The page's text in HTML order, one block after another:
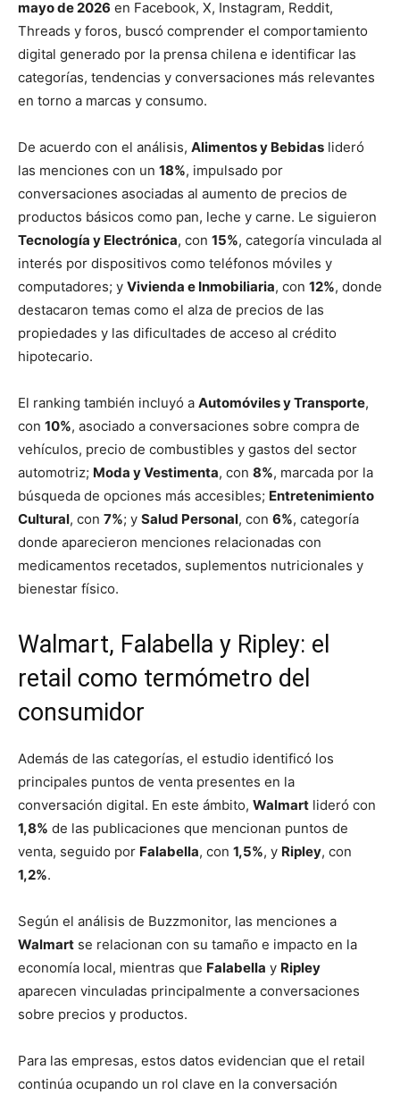
mayo de 2026 en Facebook, X, Instagram, Reddit,
Threads y foros, buscó comprender el comportamiento
digital generado por la prensa chilena e identificar las
categorías, tendencias y conversaciones más relevantes
en torno a marcas y consumo.
De acuerdo con el análisis, Alimentos y Bebidas lideró
las menciones con un 18%, impulsado por
conversaciones asociadas al aumento de precios de
productos básicos como pan, leche y carne. Le siguieron
Tecnología y Electrónica, con 15%, categoría vinculada al
interés por dispositivos como teléfonos móviles y
computadores; y Vivienda e Inmobiliaria, con 12%, donde
destacaron temas como el alza de precios de las
propiedades y las dificultades de acceso al crédito
hipotecario.
El ranking también incluyó a Automóviles y Transporte,
con 10%, asociado a conversaciones sobre compra de
vehículos, precio de combustibles y gastos del sector
automotriz; Moda y Vestimenta, con 8%, marcada por la
búsqueda de opciones más accesibles; Entretenimiento
Cultural, con 7%; y Salud Personal, con 6%, categoría
donde aparecieron menciones relacionadas con
medicamentos recetados, suplementos nutricionales y
bienestar físico.
Walmart, Falabella y Ripley: el
retail como termómetro del
consumidor
Además de las categorías, el estudio identificó los
principales puntos de venta presentes en la
conversación digital. En este ámbito, Walmart lideró con
1,8% de las publicaciones que mencionan puntos de
venta, seguido por Falabella, con 1,5%, y Ripley, con
1,2%.
Según el análisis de Buzzmonitor, las menciones a
Walmart se relacionan con su tamaño e impacto en la
economía local, mientras que Falabella y Ripley
aparecen vinculadas principalmente a conversaciones
sobre precios y productos.
Para las empresas, estos datos evidencian que el retail
continúa ocupando un rol clave en la conversación